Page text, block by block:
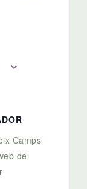
Camps
del